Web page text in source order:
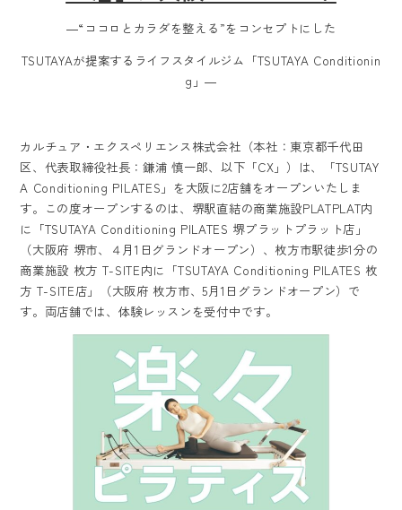
―“ココロとカラダを整える”をコンセプトにした
TSUTAYAが提案するライフスタイルジム「TSUTAYA Conditionin
g」―
カルチュア・エクスペリエンス株式会社（本社：東京都千代田
区、代表取締役社長：鎌浦 慎一郎、以下「CX」）は、「TSUTAY
A Conditioning PILATES」を大阪に2店舗をオープンいたしま
す。この度オープンするのは、堺駅直結の商業施設PLATPLAT内
に「TSUTAYA Conditioning PILATES 堺プラットプラット店」
（大阪府 堺市、４月1日グランドオープン）、枚方市駅徒歩1分の
商業施設 枚方 T-SITE内に「TSUTAYA Conditioning PILATES 枚
方 T-SITE店」（大阪府 枚方市、5月1日グランドオープン）で
す。両店舗では、体験レッスンを受付中です。